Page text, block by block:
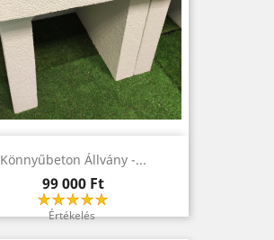
Könnyűbeton Állvány -...
Ár
99 000 Ft
Értékelés